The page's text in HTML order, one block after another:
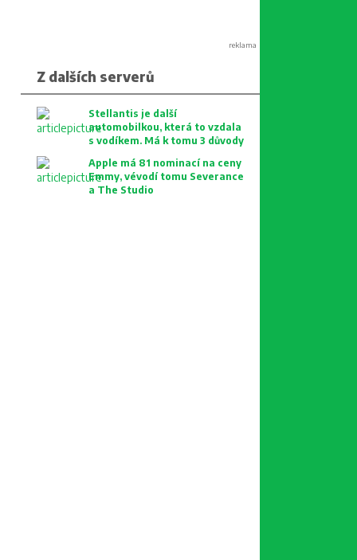
reklama
Z dalších serverů
Stellantis je další
automobilkou, která to vzdala
s vodíkem. Má k tomu 3 důvody
Apple má 81 nominací na ceny
Emmy, vévodí tomu Severance
a The Studio